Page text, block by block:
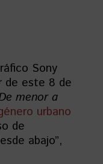
Sony
de este 8 de
menor a
urbano
de
abajo”,